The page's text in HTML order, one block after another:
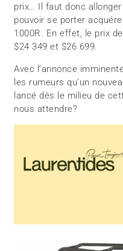
prix… Il faut donc
pouvoir se porter
1000R. En effet, le prix
$24 349 et $26 699.
Avec l’annonce
les rumeurs qu’un
lancé dès le milieu de
nous attendre?